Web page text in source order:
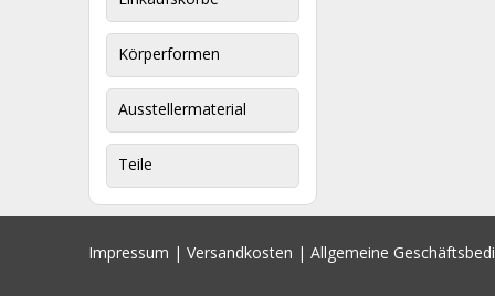
Körperformen
Ausstellermaterial
Teile
Impressum | Versandkosten | Allgemeine